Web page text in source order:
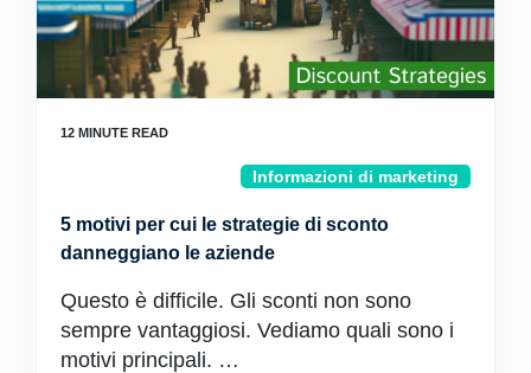
Informazioni di marketing
5 motivi per cui le strategie di sconto
danneggiano le aziende
Questo è difficile. Gli sconti non sono
sempre vantaggiosi. Vediamo quali sono i
motivi principali. …